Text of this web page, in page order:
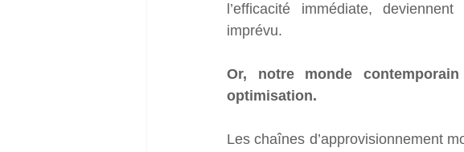
l’efficacité immédiate,
imprévu.
Or, notre monde
optimisation.
Les chaînes d’approvisionnement